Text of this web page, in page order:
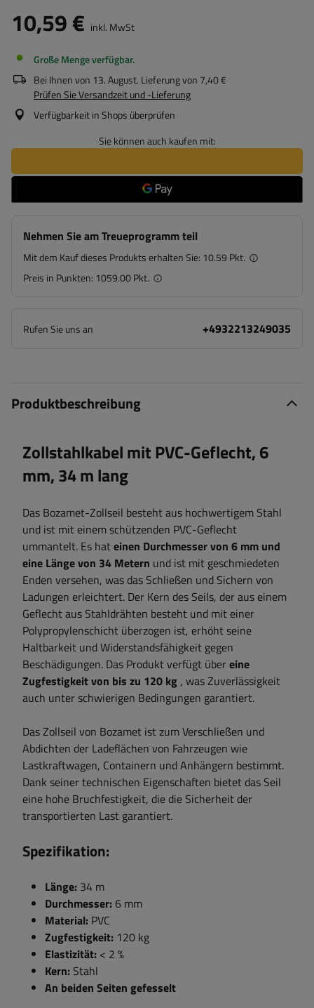
10,59 € inkl. MwSt
Große Menge verfügbar
Bei Ihnen von 13. August. Lieferung von 7,40 €
Prüfen Sie Versandzeit und -Lieferung
Verfügbarkeit in Shops überprüfen
Sie können auch kaufen mit:
Nehmen Sie am Treueprogramm teil
Mit dem Kauf dieses Produkts erhalten Sie: 10.59 Pkt.
Preis in Punkten: 1059.00 Pkt.
Rufen Sie uns an +4932213249035
Produktbeschreibung
Zollstahlkabel mit PVC-Geflecht, 6
mm, 34 m lang
Das Bozamet-Zollseil besteht aus hochwertigem Stahl
und ist mit einem schützenden PVC-Geflecht
ummantelt. Es hateinen Durchmesser von 6 mm und
eine Länge von 34 Metern und ist mit geschmiedeten
Enden versehen, was das Schließen und Sichern von
Ladungen erleichtert. Der Kern des Seils, der aus einem
Geflecht aus Stahldrähten besteht und mit einer
Polypropylenschicht überzogen ist, erhöht seine
Haltbarkeit und Widerstandsfähigkeit gegen
Beschädigungen. Das Produkt verfügt übereine
Zugfestigkeit von bis zu 120 kg , was Zuverlässigkeit
auch unter schwierigen Bedingungen garantiert.
Das Zollseil von Bozamet ist zum Verschließen und
Abdichten der Ladeflächen von Fahrzeugen wie
Lastkraftwagen, Containern und Anhängern bestimmt.
Dank seiner technischen Eigenschaften bietet das Seil
eine hohe Bruchfestigkeit, die die Sicherheit der
transportierten Last garantiert.
Spezifikation:
Länge: 34 m
Durchmesser: 6 mm
Material: PVC
Zugfestigkeit: 120 kg
Elastizität: < 2 %
Kern: Stahl
An beiden Seiten gefesselt